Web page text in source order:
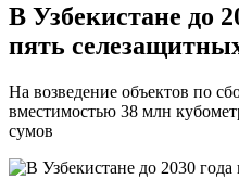
В Узбекистане до
пять
На возведение объектов по
вместимостью 38 млн
сумов